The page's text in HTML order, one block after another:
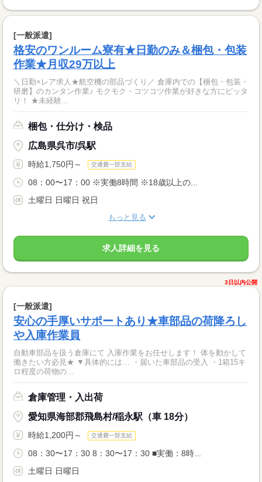
[一般派遣]
格安のワンルーム寮有★日勤のみ＆梱包・包装
作業★月収29万以上
＼日勤×レア求人★航空機の部品づくり／ 倉庫内での【梱包・包装・
研磨】のカンタン作業♪ モクモク・コツコツ作業が好きな方にピッタ
リ！ ★未経験...
梱包・仕分け・検品
広島県呉市/呉駅
時給1,750円～ 交通費一部支給
08：00〜17：00 ※実働8時間 ※18歳以上の...
土曜日 日曜日 祝日
もっと見る
求人詳細を見る
3日以内公開
[一般派遣]
安心の手厚いサポートあり★車部品の荷降ろし
や入庫作業員
自動車部品を扱う倉庫にて 入庫作業をお任せします！ 体を動かして
働きたい方必見★ ▼具体的には… ・届いた車部品の受入 ・1箱15キ
ロ程度の荷物の...
倉庫管理・入出荷
愛知県海部郡飛島村/稲永駅（車 18分）
時給1,200円～ 交通費一部支給
08：30〜17：30 8：30〜17：30 ■実働：8時...
土曜日 日曜日